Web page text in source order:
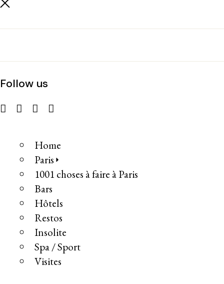
Follow us
Home
Paris
1001 choses à faire à Paris
Bars
Hôtels
Restos
Insolite
Spa / Sport
Visites